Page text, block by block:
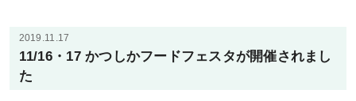
2019.11.17
11/16・17 かつしかフードフェスタが開催されまし
た